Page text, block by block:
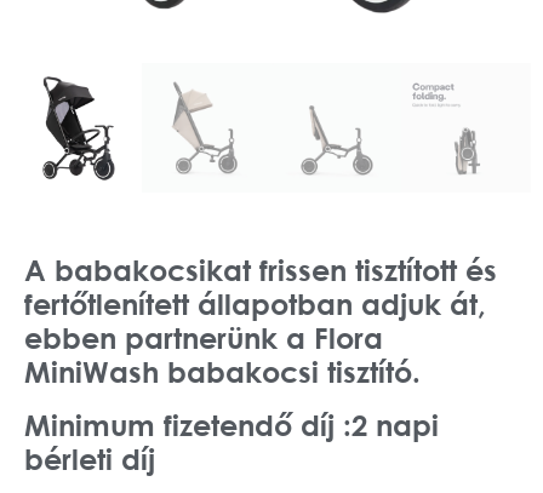
A babakocsikat frissen tisztított és
fertőtlenített állapotban adjuk át,
ebben partnerünk a Flora
MiniWash babakocsi tisztító.
Minimum fizetendő díj :2 napi
bérleti díj